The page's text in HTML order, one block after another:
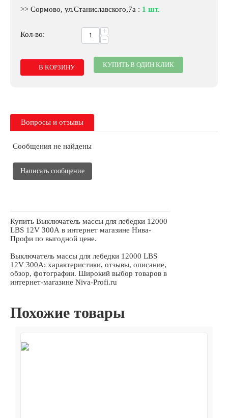
>> Сормово, ул.Станиславского,7а : 1 шт.
Кол-во:
+
−
В КОРЗИНУ КУПИТЬ В ОДИН КЛИК
Вопросы и отзывы
Сообщения не найдены
Написать сообщение
Купить Выключатель массы для лебедки 12000
LBS 12V 300А в интернет магазине Нива-
Профи по выгодной цене.
Выключатель массы для лебедки 12000 LBS
12V 300А: характеристики, отзывы, описание,
обзор, фотографии. Широкий выбор товаров в
интернет-магазине Niva-Profi.ru
Похожие товары